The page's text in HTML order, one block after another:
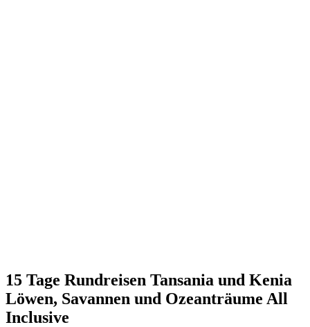
15 Tage Rundreisen Tansania und Kenia
Löwen, Savannen und Ozeanträume All
Inclusive